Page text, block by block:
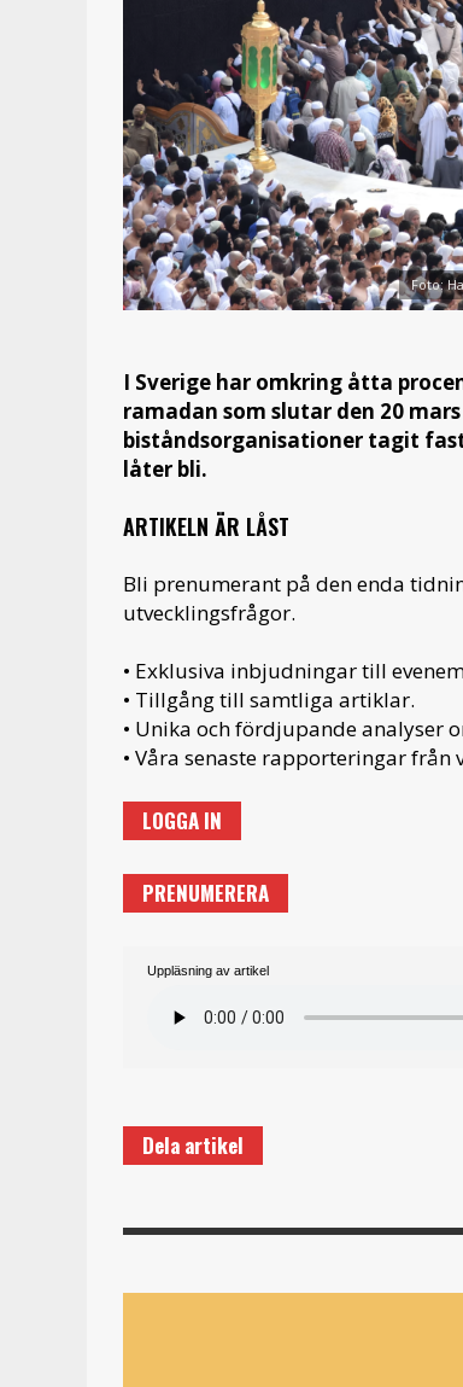
Foto:
I Sverige har omkring åtta
ramadan som slutar den 20
biståndsorganisationer tagit
låter bli.
ARTIKELN ÄR LÅST
Bli prenumerant på den enda
utvecklingsfrågor.
• Exklusiva inbjudningar till
• Tillgång till samtliga artiklar.
• Unika och fördjupande analyser
• Våra senaste rapporteringar
LOGGA IN
PRENUMERERA
Uppläsning av artikel
Dela artikel